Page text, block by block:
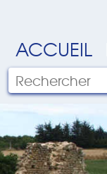
ACCUEIL